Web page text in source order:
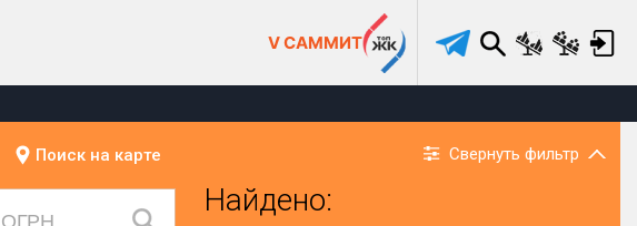
V САММИТ
Поиск на карте Свернуть фильтр
Найдено: